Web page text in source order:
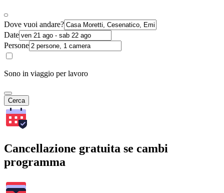
Dove vuoi andare?
Date
Persone
Sono in viaggio per lavoro
Cerca
Cancellazione gratuita se cambi
programma